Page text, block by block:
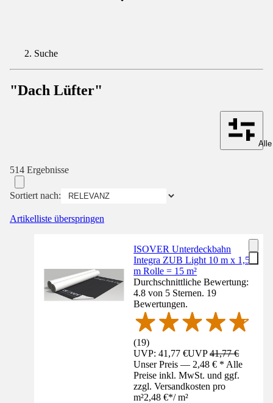
Suche
"Dach Lüfter"
514 Ergebnisse
Sortiert nach:
Artikelliste überspringen
ISOVER Unterdeckbahn
Integra ZUB Light 10 m x 1,5
m Rolle = 15 m²
Durchschnittliche Bewertung:
4.8 von 5 Sternen. 19
Bewertungen.
(19)
UVP: 41,77 €UVP41,77 €
Unser Preis — 2,48 € * Alle
Preise inkl. MwSt. und ggf.
zzgl. Versandkosten pro
m²2,48 €*/ m²